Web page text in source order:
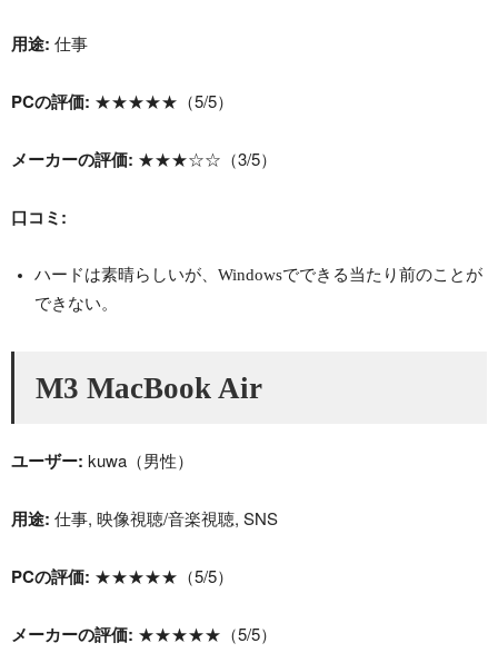
用途: 仕事
PCの評価: ★★★★★（5/5）
メーカーの評価: ★★★☆☆（3/5）
口コミ:
ハードは素晴らしいが、Windowsでできる当たり前のことが
できない。
M3 MacBook Air
ユーザー: kuwa（男性）
用途: 仕事, 映像視聴/音楽視聴, SNS
PCの評価: ★★★★★（5/5）
メーカーの評価: ★★★★★（5/5）